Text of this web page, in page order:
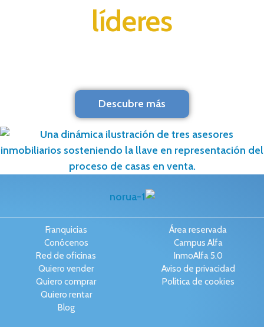
líderes
Descubre más
Franquicias
Conócenos
Red de oficinas
Quiero vender
Quiero comprar
Quiero rentar
Blog
Área reservada
Campus Alfa
InmoAlfa 5.0
Aviso de privacidad
Política de cookies